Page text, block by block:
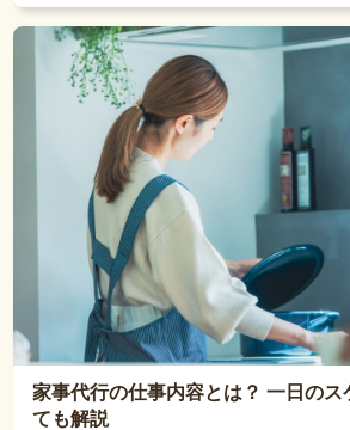
家事代行の仕事内容とは？ 一日のス
ても解説